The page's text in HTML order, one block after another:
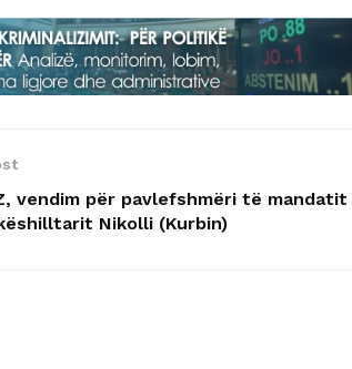
vendim për pavlefshmëri të mandatit
Nikolli (Kurbin)